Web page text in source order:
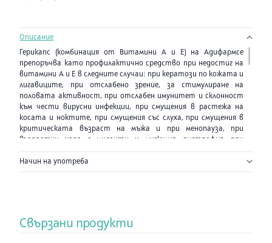
Описание
Герикапс (комбинация от Витамини А и Е) на Адифармсе
препоръчва като профилактично средство при недостиг на
витамини А и Е в следните случаи: при кератози по кожата и
лигавиците, при отслабено зрение, за стимулиране на
половата активност, при отслабен имунитет и склонност
към чести вирусни инфекции, при смущения в растежа на
косата и ноктите, при смущения със слуха, при смущения в
критическата възраст на мъжа и при менопауза, при
възрастни хора с миозити и мускулна дистрофия, при
стерилитет, ентерити, хематопатии, фотофобия,
парадонтоза, гингивити, акне, дискератози. Gericaps
съчетава в състава си ценните за организма
възстановяването на кожата и лигавиците. Приемът му
поддържа аминокиселинното равновесие и подпомага
Начин на употреба
Свързани продукти